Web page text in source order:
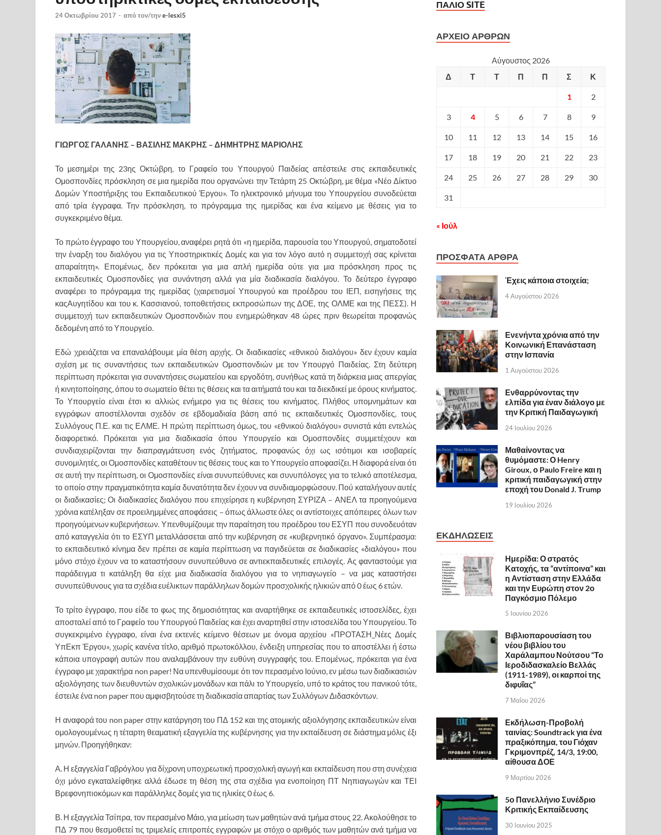
24 Οκτωβρίου 2017 - από τον/τηνe-lesxi5
ΓΙΩΡΓΟΣ ΓΑΛΑΝΗΣ – ΒΑΣΙΛΗΣ ΜΑΚΡΗΣ – ΔΗΜΗΤΡΗΣ ΜΑΡΙΟΛΗΣ
Το μεσημέρι της 23ης Οκτώβρη, το Γραφείο του Υπουργού Παιδείας απέστειλε στις εκπαιδευτικές
Ομοσπονδίες πρόσκληση σε μια ημερίδα που οργανώνει την Τετάρτη 25 Οκτώβρη, με θέμα «Νέο Δίκτυο
Δομών Υποστήριξης του Εκπαιδευτικού Έργου». Το ηλεκτρονικό μήνυμα του Υπουργείου συνοδεύεται
από τρία έγγραφα. Την πρόσκληση, το πρόγραμμα της ημερίδας και ένα κείμενο με θέσεις για το
συγκεκριμένο θέμα.
Το πρώτο έγγραφο του Υπουργείου, αναφέρει ρητά ότι «η ημερίδα, παρουσία του Υπουργού, σηματοδοτεί
την έναρξη του διαλόγου για τις Υποστηρικτικές Δομές και για τον λόγο αυτό η συμμετοχή σας κρίνεται
απαραίτητη». Επομένως, δεν πρόκειται για μια απλή ημερίδα ούτε για μια πρόσκληση προς τις
εκπαιδευτικές Ομοσπονδίες για συνάντηση αλλά για μία διαδικασία διαλόγου. Το δεύτερο έγγραφο
αναφέρει το πρόγραμμα της ημερίδας (χαιρετισμοί Υπουργού και προέδρου του ΙΕΠ, εισηγήσεις της
καςΑυγητίδου και του κ. Κασσιανού, τοποθετήσεις εκπροσώπων της ΔΟΕ, της ΟΛΜΕ και της ΠΕΣΣ). Η
συμμετοχή των εκπαιδευτικών Ομοσπονδιών που ενημερώθηκαν 48 ώρες πριν θεωρείται προφανώς
δεδομένη από το Υπουργείο.
Εδώ χρειάζεται να επαναλάβουμε μία θέση αρχής. Οι διαδικασίες «εθνικού διαλόγου» δεν έχουν καμία
σχέση με τις συναντήσεις των εκπαιδευτικών Ομοσπονδιών με τον Υπουργό Παιδείας. Στη δεύτερη
περίπτωση πρόκειται για συναντήσεις σωματείου και εργοδότη, συνήθως κατά τη διάρκεια μιας απεργίας
ή κινητοποίησης, όπου το σωματείο θέτει τις θέσεις και τα αιτήματά του και τα διεκδικεί με όρους κινήματος.
Το Υπουργείο είναι έτσι κι αλλιώς ενήμερο για τις θέσεις του κινήματος. Πλήθος υπομνημάτων και
εγγράφων αποστέλλονται σχεδόν σε εβδομαδιαία βάση από τις εκπαιδευτικές Ομοσπονδίες, τους
Συλλόγους Π.Ε. και τις ΕΛΜΕ. Η πρώτη περίπτωση όμως, του «εθνικού διαλόγου» συνιστά κάτι εντελώς
διαφορετικό. Πρόκειται για μια διαδικασία όπου Υπουργείο και Ομοσπονδίες συμμετέχουν και
συνδιαχειρίζονται την διαπραγμάτευση ενός ζητήματος, προφανώς όχι ως ισότιμοι και ισοβαρείς
συνομιλητές, οι Ομοσπονδίες καταθέτουν τις θέσεις τους και το Υπουργείο αποφασίζει. Η διαφορά είναι ότι
σε αυτή την περίπτωση, οι Ομοσπονδίες είναι συνυπεύθυνες και συνυπόλογες για το τελικό αποτέλεσμα,
το οποίο στην πραγματικότητα καμία δυνατότητα δεν έχουν να συνδιαμορφώσουν. Πού καταλήγουν αυτές
οι διαδικασίες; Οι διαδικασίες διαλόγου που επιχείρησε η κυβέρνηση ΣΥΡΙΖΑ – ΑΝΕΛ τα προηγούμενα
χρόνια κατέληξαν σε προειλημμένες αποφάσεις – όπως άλλωστε όλες οι αντίστοιχες απόπειρες όλων των
προηγούμενων κυβερνήσεων. Υπενθυμίζουμε την παραίτηση του προέδρου του ΕΣΥΠ που συνοδευόταν
από καταγγελία ότι το ΕΣΥΠ μεταλλάσσεται από την κυβέρνηση σε «κυβερνητικό όργανο». Συμπέρασμα:
το εκπαιδευτικό κίνημα δεν πρέπει σε καμία περίπτωση να παγιδεύεται σε διαδικασίες «διαλόγου» που
μόνο στόχο έχουν να το καταστήσουν συνυπεύθυνο σε αντιεκπαιδευτικές επιλογές. Ας φανταστούμε για
παράδειγμα τι κατάληξη θα είχε μια διαδικασία διαλόγου για το νηπιαγωγείο – να μας καταστήσει
συνυπεύθυνους για τα σχέδια ευέλικτων παράλληλων δομών προσχολικής ηλικιών από 0 έως 6 ετών.
Το τρίτο έγγραφο, που είδε το φως της δημοσιότητας και αναρτήθηκε σε εκπαιδευτικές ιστοσελίδες, έχει
αποσταλεί από το Γραφείο του Υπουργού Παιδείας και έχει αναρτηθεί στην ιστοσελίδα του Υπουργείου. Το
συγκεκριμένο έγγραφο, είναι ένα εκτενές κείμενο θέσεων με όνομα αρχείου «ΠΡΟΤΑΣΗ_Νέες Δομές
ΥπΕκπ Έργου», χωρίς κανένα τίτλο, αριθμό πρωτοκόλλου, ένδειξη υπηρεσίας που το αποστέλλει ή έστω
κάποια υπογραφή αυτών που αναλαμβάνουν την ευθύνη συγγραφής του. Επομένως, πρόκειται για ένα
έγγραφο με χαρακτήρα non paper! Να υπενθυμίσουμε ότι τον περασμένο Ιούνιο, εν μέσω των διαδικασιών
αξιολόγησης των διευθυντών σχολικών μονάδων και πάλι το Υπουργείο, υπό το κράτος του πανικού τότε,
έστειλε ένα non paper που αμφισβητούσε τη διαδικασία απαρτίας των Συλλόγων Διδασκόντων.
​Η αναφορά του non paper στην κατάργηση του ΠΔ 152 και της ατομικής αξιολόγησης εκπαιδευτικών είναι
ομολογουμένως η τέταρτη θεαματική εξαγγελία της κυβέρνησης για την εκπαίδευση σε διάστημα μόλις έξι
μηνών. Προηγήθηκαν:
Α. Η εξαγγελία Γαβρόγλου για δίχρονη υποχρεωτική προσχολική αγωγή και εκπαίδευση που στη συνέχεια
όχι μόνο εγκαταλείφθηκε αλλά έδωσε τη θέση της στα σχέδια για ενοποίηση ΠΤ Νηπιαγωγών και ΤΕΙ
Βρεφονηπιοκόμων και παράλληλες δομές για τις ηλικίες 0 έως 6.
​Β. Η εξαγγελία Τσίπρα, τον περασμένο Μάιο, για μείωση των μαθητών ανά τμήμα στους 22. Ακολούθησε το
ΠΔ 79 που θεσμοθετεί τις τριμελείς επιτροπές εγγραφών με στόχο ο αριθμός των μαθητών ανά τμήμα να
ΠΑΛΙΟ SITE
ΑΡΧΕΙΟ ΑΡΘΡΩΝ
Αύγουστος 2026
Δ
Τ Τ Π Π Σ Κ
1 2
3 4 5 6 7 8 9
10 11 12 13 14 15 16
17 18 19 20 21 22 23
24 25 26 27 28 29 30
31
« Ιούλ
ΠΡΟΣΦΑΤΑ ΑΡΘΡΑ
Έχεις κάποια στοιχεία;
4 Αυγούστου 2026
Ενενήντα χρόνια από την
Κοινωνική Επανάσταση
στην Ισπανία
1 Αυγούστου 2026
Ενθαρρύνοντας την
ελπίδα για έναν διάλογο με
την Κριτική Παιδαγωγική
24 Ιουλίου 2026
Μαθαίνοντας να
θυμόμαστε: Ο Henry
Giroux, ο Paulo Freire και η
κριτική παιδαγωγική στην
εποχή του Donald J. Trump
19 Ιουλίου 2026
ΕΚΔΗΛΩΣΕΙΣ
Ημερίδα: Ο στρατός
Κατοχής, τα “αντίποινα” και
η Αντίσταση στην Ελλάδα
και την Ευρώπη στον 2ο
Παγκόσμιο Πόλεμο
5 Ιουνίου 2026
Βιβλιοπαρουσίαση του
νέου βιβλίου του
Χαράλαμπου Νούτσου “Το
Ιεροδιδασκαλείο Βελλάς
(1911-1989), οι καρποί της
διφυΐας”
7 Μαΐου 2026
Εκδήλωση-Προβολή
ταινίας: Soundtrack για ένα
πραξικόπημα, του Γιόχαν
Γκριμονπρέζ, 14/3, 19:00,
αίθουσα ΔΟΕ
9 Μαρτίου 2026
5ο Πανελλήνιο Συνέδριο
Κριτικής Εκπαίδευσης
30 Ιουνίου 2025